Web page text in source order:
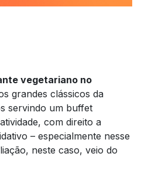
vegetariano no
grandes clássicos da
servindo um buffet
com direito a
– especialmente nesse
neste caso, veio do